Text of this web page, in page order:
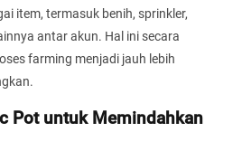
item, termasuk benih, sprinkler,
antar akun. Hal ini secara
farming menjadi jauh lebih
Pot untuk Memindahkan